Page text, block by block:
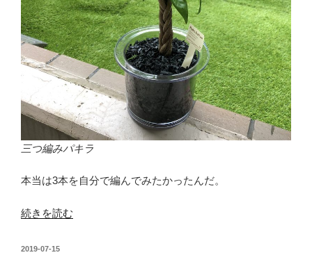
三つ編みパキラ
本当は3本を自分で編んでみたかったんだ。
“三
編
続きを読む
投
2019-07-15